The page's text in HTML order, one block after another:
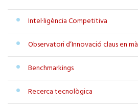
Intel·ligència Competitiva
Observatori d’Innovació claus en mà
Benchmarkings
Recerca tecnològica